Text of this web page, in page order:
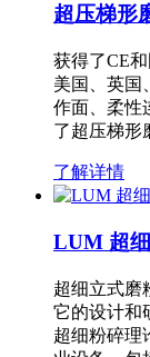
超压梯形
获得了CE
美国、英国
作面、柔性
了超压梯形
了解详情
LUM 超
超细立式磨
它的设计和
超细粉碎理